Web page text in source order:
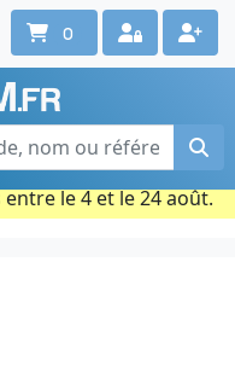
?
92 17 71
08h à 18h
prises par carte
le 4 et le 24 août.
0